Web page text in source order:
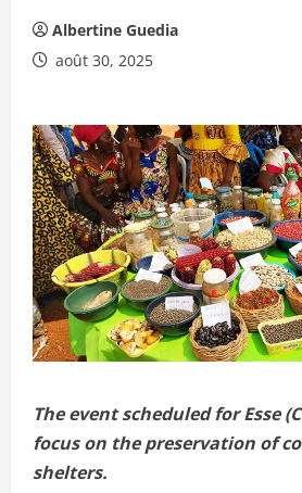
Albertine Guedia
août 30, 2025
The event scheduled for Esse
focus on the preservation of
shelters.